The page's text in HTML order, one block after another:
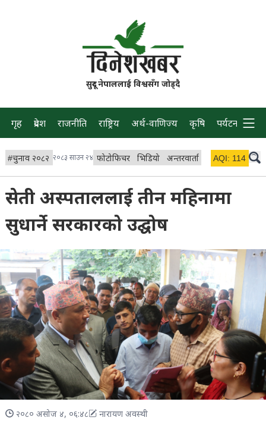
सुदूर नेपाललाई विश्वसँग जोड्दै
गृह प्रदेश राजनीति राष्ट्रिय अर्थ-वाणिज्य कृषि पर्यटन प्रवास
#चुनाव २०८२ २०८३ साउन २४ फोटोफिचर भिडियो अन्तरवार्ता विचार/ब्लग
AQI: 114
सेती अस्पताललाई तीन महिनामा
सुधार्ने सरकारको उद्घोष
२०८० असोज ४, ०६:४८ नारायण अवस्थी